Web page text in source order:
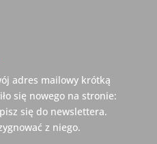
adres mailowy krótką
się nowego na stronie:
się do newslettera.
z niego.